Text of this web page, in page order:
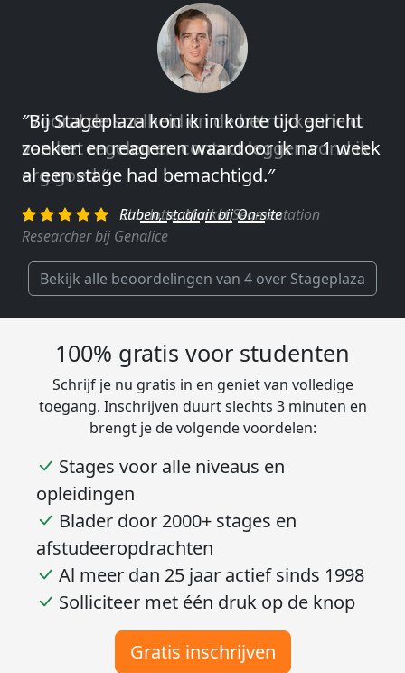
″Vooral de snelheid en de betrokkenheid
van het regelen en contact leggen vond ik
erg goed.″
Charlotte, Market Segmentation
Researcher bij Genalice
Bekijk alle beoordelingen van 4 over Stageplaza
100% gratis voor studenten
Schrijf je nu gratis in en geniet van volledige
toegang. Inschrijven duurt slechts 3 minuten en
brengt je de volgende voordelen:
Stages voor alle niveaus en
opleidingen
Blader door 2000+ stages en
afstudeeropdrachten
Al meer dan 25 jaar actief sinds 1998
Solliciteer met één druk op de knop
Gratis inschrijven